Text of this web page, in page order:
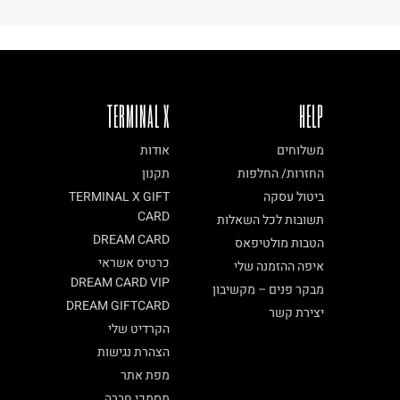
TERMINAL X
אודות
תקנון
TERMINAL X GIFT
CARD
DREAM CARD
כרטיס אשראי
DREAM CARD VIP
DREAM GIFTCARD
הקרדיט שלי
הצהרת נגישות
מפת אתר
HELP
משלוחים
החזרות/ החלפות
ביטול עסקה
תשובות לכל השאלות
הטבות מולטיפאס
איפה ההזמנה שלי
מבקר פנים – מקשיבון
יצירת קשר